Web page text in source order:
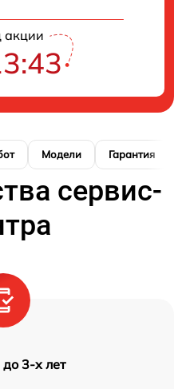
акции
Модели Гарантия
сервис-
3-х лет